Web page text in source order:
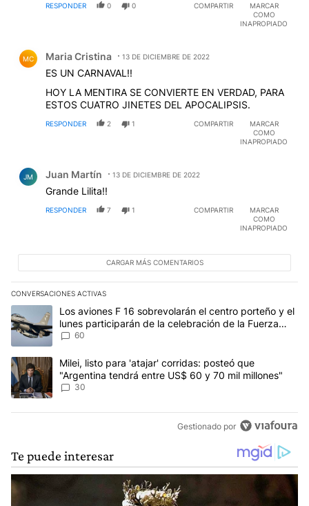
RESPONDER 0 0 COMPARTIR
MARCAR
COMO
INAPROPIADO
MC Maria Cristina 13 DE DICIEMBRE DE 2022
ES UN CARNAVAL!!
HOY LA MENTIRA SE CONVIERTE EN VERDAD, PARA
ESTOS CUATRO JINETES DEL APOCALIPSIS.
RESPONDER 2 1 COMPARTIR
MARCAR
COMO
INAPROPIADO
JM Juan Martín 13 DE DICIEMBRE DE 2022
Grande Lilita!!
RESPONDER 7 1 COMPARTIR
MARCAR
COMO
INAPROPIADO
CARGAR MÁS COMENTARIOS
CONVERSACIONES ACTIVAS
Este listado muestra los artículos con más comentarios en los
Un artículo de tendencia con el título "Los aviones F 16
Los aviones F 16 sobrevolarán el centro porteño y el
lunes participarán de la celebración de la Fuerza
Aérea
60
Un artículo de tendencia con el título "Milei, listo para 'atajar'
Milei, listo para 'atajar' corridas: posteó que
"Argentina tendrá entre US$ 60 y 70 mil millones"
30
Gestionado por